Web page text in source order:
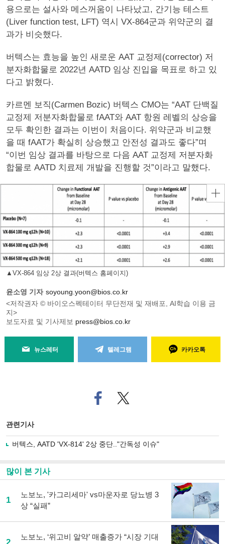
용으로는 설사와 메스꺼움이 나타났고, 간기능 테스트
(Liver function test, LFT) 역시 VX-864군과 위약군의 결
과가 비슷했다.
버텍스는 효능을 높인 새로운 AAT 교정제(corrector) 저
분자화합물로 2022년 AATD 임상 진입을 목표로 하고 있
다고 밝혔다.
카르멘 보직(Carmen Bozic) 버텍스 CMO는 “AAT 단백질
교정제 저분자화합물로 fAAT와 AAT 항원 레벨의 상승을
모두 확인한 결과는 이번이 처음이다. 위약군과 비교했
을 때 fAAT가 확실히 상승했고 안전성 결과도 좋다”며
“이번 임상 결과를 바탕으로 다음 AAT 교정제 저분자화
합물로 AATD 치료제 개발을 진행할 것”이라고 말했다.
▲VX-864 임상 2상 결과(버텍스 홈페이지)
윤소영 기자 soyoung.yoon@bios.co.kr
<저작권자 © 바이오스펙테이터 무단전재 및 재배포, AI학습 이용 금
지>
보도자료 및 기사제보 press@bios.co.kr
뉴스레터 텔레그램 카카오톡
페
이
로
기
기
트위
터로
관련기사
버텍스, AATD 'VX-814' 2상 중단.."간독성 이슈"
많이 본 기사
1
노보노, '카그리세마' vs마운자로 당뇨병 3
상 “실패”
2
노보노, ‘위고비 알약’ 매출증가 “시장 기대